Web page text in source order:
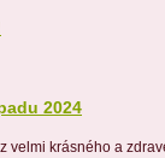
2024
velmi krásného a